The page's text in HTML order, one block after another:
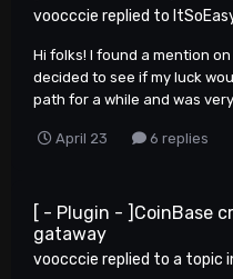
voocccie replied to
Hi folks! I found a mention
decided to see if my luck
path for a while and was
April 23 6 replies
[ - Plugin - ]CoinBase
gataway
voocccie replied to a topic